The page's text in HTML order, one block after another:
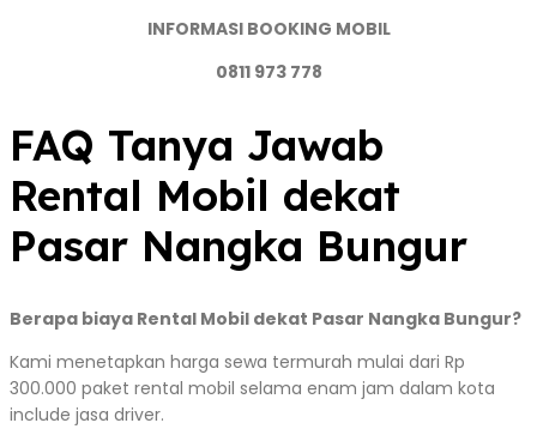
INFORMASI BOOKING MOBIL
0811 973 778
FAQ Tanya Jawab
Rental Mobil dekat
Pasar Nangka Bungur
Berapa biaya Rental Mobil dekat Pasar Nangka Bungur?
Kami menetapkan harga sewa termurah mulai dari Rp
300.000 paket rental mobil selama enam jam dalam kota
include jasa driver.